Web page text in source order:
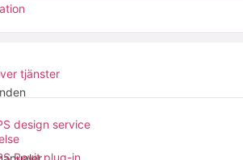
tjänster
design service
Revit plug-in